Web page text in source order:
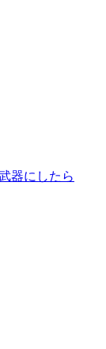
器にしたら